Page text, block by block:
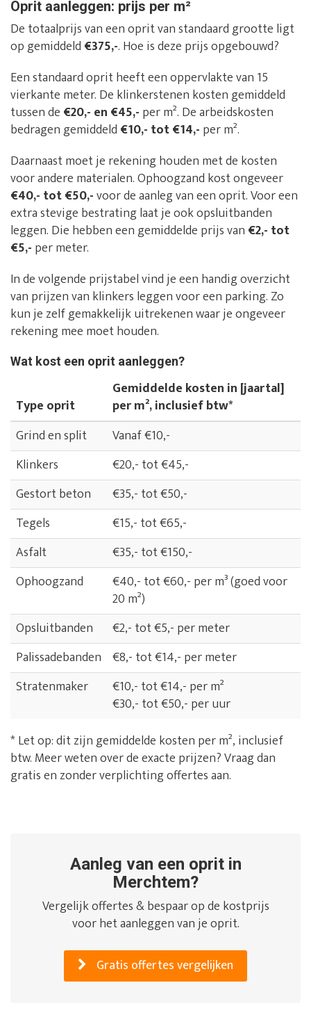
Oprit aanleggen: prijs per m²
De totaalprijs van een oprit van standaard grootte ligt
op gemiddeld €375,-. Hoe is deze prijs opgebouwd?
Een standaard oprit heeft een oppervlakte van 15
vierkante meter. De klinkerstenen kosten gemiddeld
tussen de €20,- en €45,- per m². De arbeidskosten
bedragen gemiddeld €10,- tot €14,- per m².
Daarnaast moet je rekening houden met de kosten
voor andere materialen. Ophoogzand kost ongeveer
€40,- tot €50,-voor de aanleg van een oprit. Voor een
extra stevige bestrating laat je ook opsluitbanden
leggen. Die hebben een gemiddelde prijs van €2,- tot
€5,- per meter.
In de volgende prijstabel vind je een handig overzicht
van prijzen van klinkers leggen voor een parking. Zo
kun je zelf gemakkelijk uitrekenen waar je ongeveer
rekening mee moet houden.
Wat kost een oprit aanleggen?
Type oprit
Gemiddelde kosten in [jaartal]
per m², inclusief btw*
Grind en split
Vanaf €10,-
Klinkers
€20,- tot €45,-
Gestort beton
€35,- tot €50,-
Tegels
€15,- tot €65,-
Asfalt
€35,- tot €150,-
Ophoogzand
€40,- tot €60,- per m³ (goed voor
20 m²)
Opsluitbanden
€2,- tot €5,- per meter
Palissadebanden €8,- tot €14,- per meter
Stratenmaker
€10,- tot €14,- per m²
€30,- tot €50,- per uur
* Let op: dit zijn gemiddelde kosten per m², inclusief
btw. Meer weten over de exacte prijzen? Vraag dan
gratis en zonder verplichting offertes aan.
Aanleg van een oprit in
Merchtem?
Vergelijk offertes & bespaar op de kostprijs
voor het aanleggen van je oprit.
Gratis offertes vergelijken